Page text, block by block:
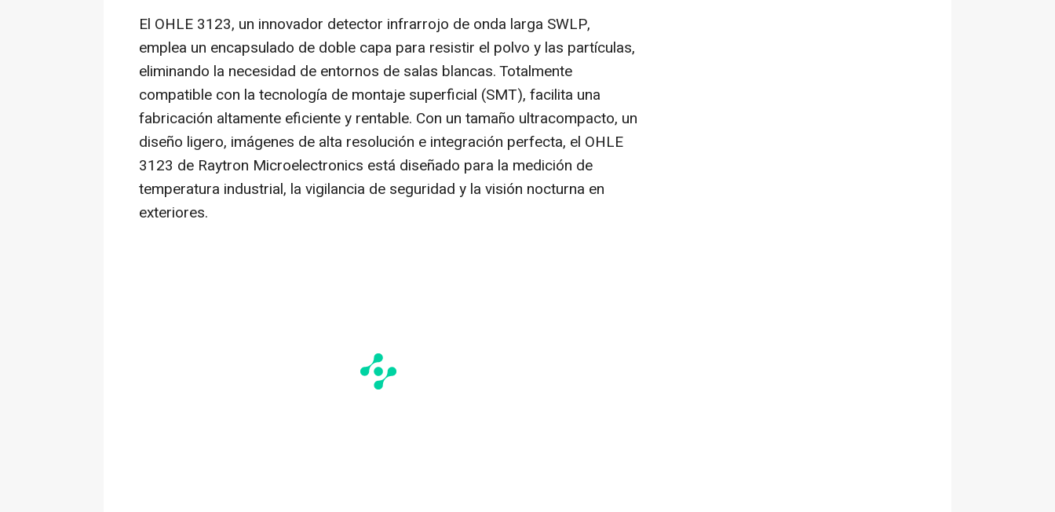
El OHLE 3123, un innovador detector infrarrojo de onda larga SWLP,
emplea un encapsulado de doble capa para resistir el polvo y las partículas,
eliminando la necesidad de entornos de salas blancas. Totalmente
compatible con la tecnología de montaje superficial (SMT), facilita una
fabricación altamente eficiente y rentable. Con un tamaño ultracompacto, un
diseño ligero, imágenes de alta resolución e integración perfecta, el OHLE
3123 de Raytron Microelectronics está diseñado para la medición de
temperatura industrial, la vigilancia de seguridad y la visión nocturna en
exteriores.